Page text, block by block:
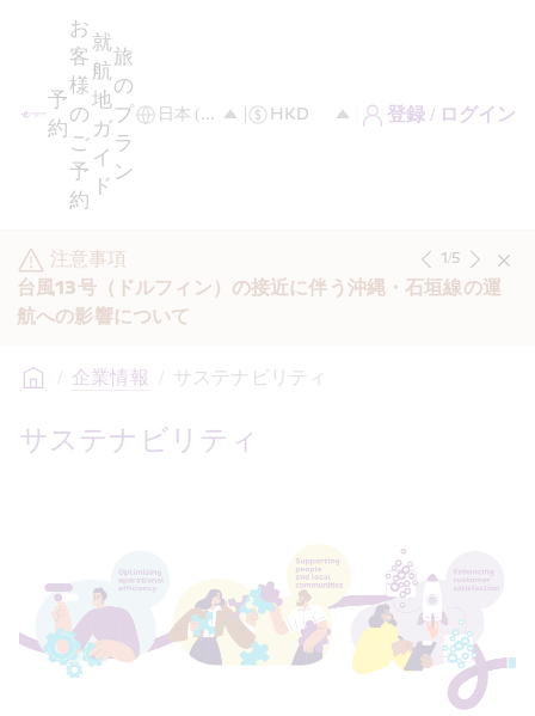
予
約
お
客
様
の
ご
予
約
就
航
地
ガ
イ
ド
旅
の
プ
ラ
ン
登録 / ログイン
注意事項
台風13号（ドルフィン）の接近に伴う沖縄・石垣線の運
航への影響について
1/5
/ 企業情報 / サステナビリティ
サステナビリティ